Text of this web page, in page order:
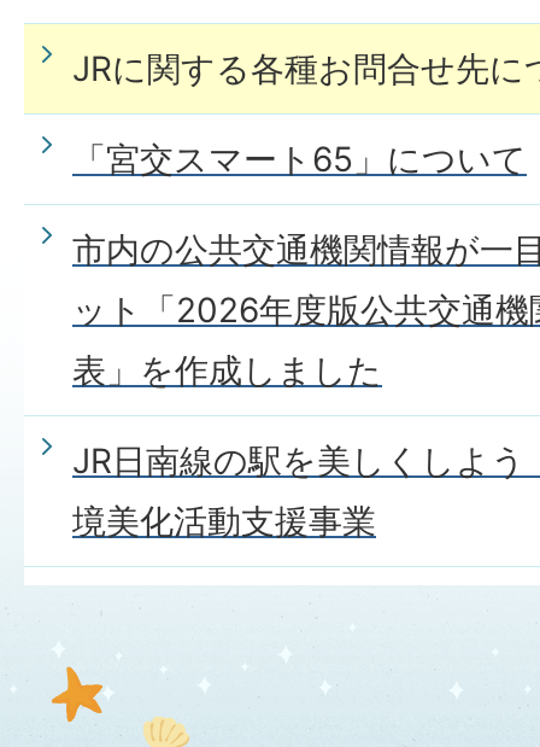
JRに関する各種お問合せ先に
「宮交スマート65」について
市内の公共交通機関情報が一
ット「2026年度版公共交通
表」を作成しました
JR日南線の駅を美しくしよ
境美化活動支援事業